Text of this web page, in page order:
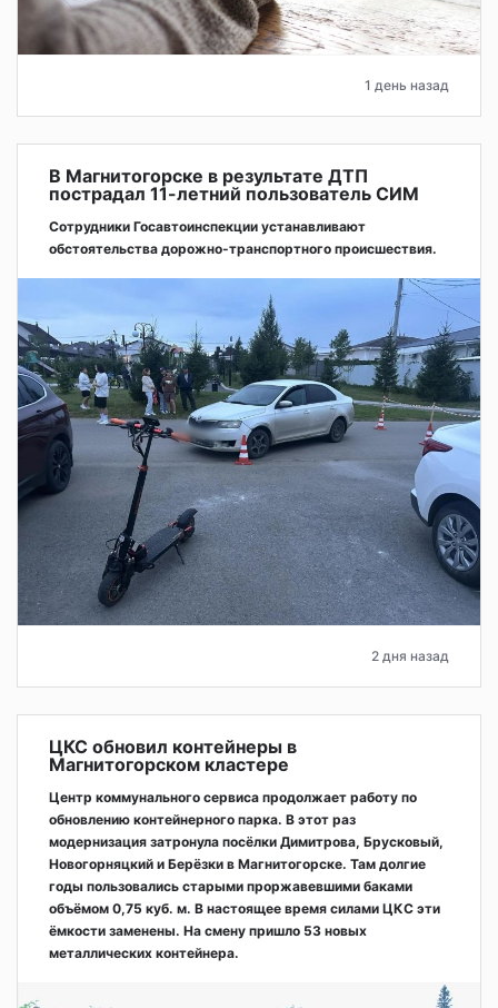
1 день назад
В Магнитогорске в результате ДТП
пострадал 11-летний пользователь СИМ
Сотрудники Госавтоинспекции устанавливают
обстоятельства дорожно-транспортного происшествия.
2 дня назад
ЦКС обновил контейнеры в
Магнитогорском кластере
Центр коммунального сервиса продолжает работу по
обновлению контейнерного парка. В этот раз
модернизация затронула посёлки Димитрова, Брусковый,
Новогорняцкий и Берёзки в Магнитогорске. Там долгие
годы пользовались старыми проржавевшими баками
объёмом 0,75 куб. м. В настоящее время силами ЦКС эти
ёмкости заменены. На смену пришло 53 новых
металлических контейнера.